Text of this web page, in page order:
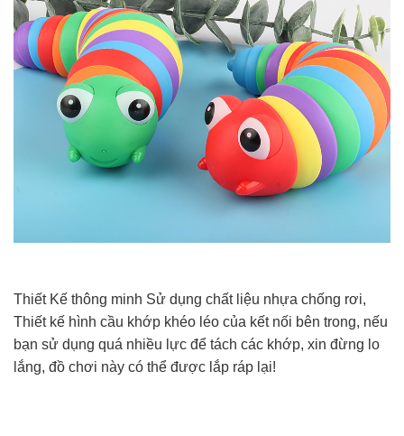
Thiết Kế thông minh Sử dụng chất liệu nhựa chống rơi,
Thiết kế hình cầu khớp khéo léo của kết nối bên trong, nếu
bạn sử dụng quá nhiều lực để tách các khớp, xin đừng lo
lắng, đồ chơi này có thể được lắp ráp lại!